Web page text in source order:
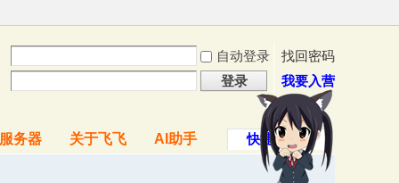
自动登录
找回密码
登录
我要入营
快捷导航
务器 关于飞飞 AI助手